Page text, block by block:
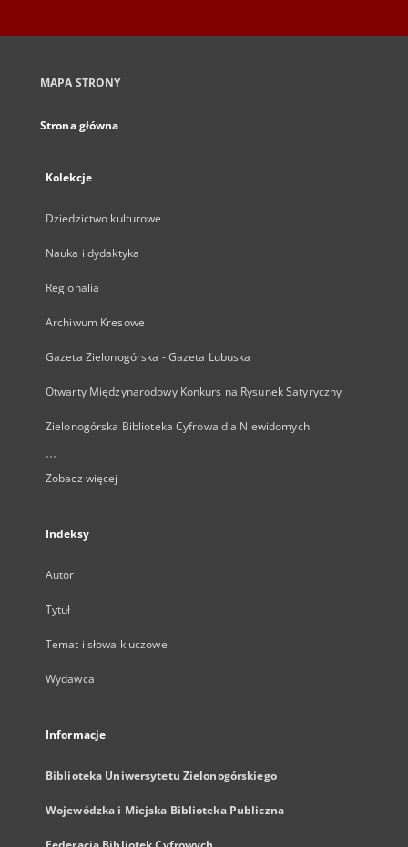
MAPA STRONY
Strona główna
Kolekcje
Dziedzictwo kulturowe
Nauka i dydaktyka
Regionalia
Archiwum Kresowe
Gazeta Zielonogórska - Gazeta Lubuska
Otwarty Międzynarodowy Konkurs na Rysunek Satyryczny
Zielonogórska Biblioteka Cyfrowa dla Niewidomych
...
Zobacz więcej
Indeksy
Autor
Tytuł
Temat i słowa kluczowe
Wydawca
Informacje
Biblioteka Uniwersytetu Zielonogórskiego
Wojewódzka i Miejska Biblioteka Publiczna